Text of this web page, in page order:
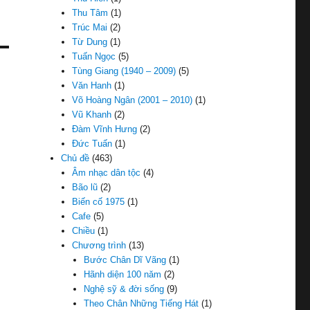
Thu Tâm (1)
Trúc Mai (2)
Từ Dung (1)
Tuấn Ngọc (5)
Tùng Giang (1940 – 2009) (5)
Văn Hanh (1)
Võ Hoàng Ngân (2001 – 2010) (1)
Vũ Khanh (2)
Đàm Vĩnh Hưng (2)
Đức Tuấn (1)
Chủ đề (463)
Âm nhạc dân tộc (4)
Bão lũ (2)
Biến cố 1975 (1)
Cafe (5)
Chiều (1)
Chương trình (13)
Bước Chân Dĩ Vãng(1)
Hãnh diện 100 năm (2)
Nghệ sỹ & đời sống(9)
Theo Chân Những Tiếng Hát(1)